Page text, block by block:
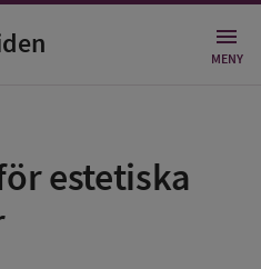
MENY
estetiska